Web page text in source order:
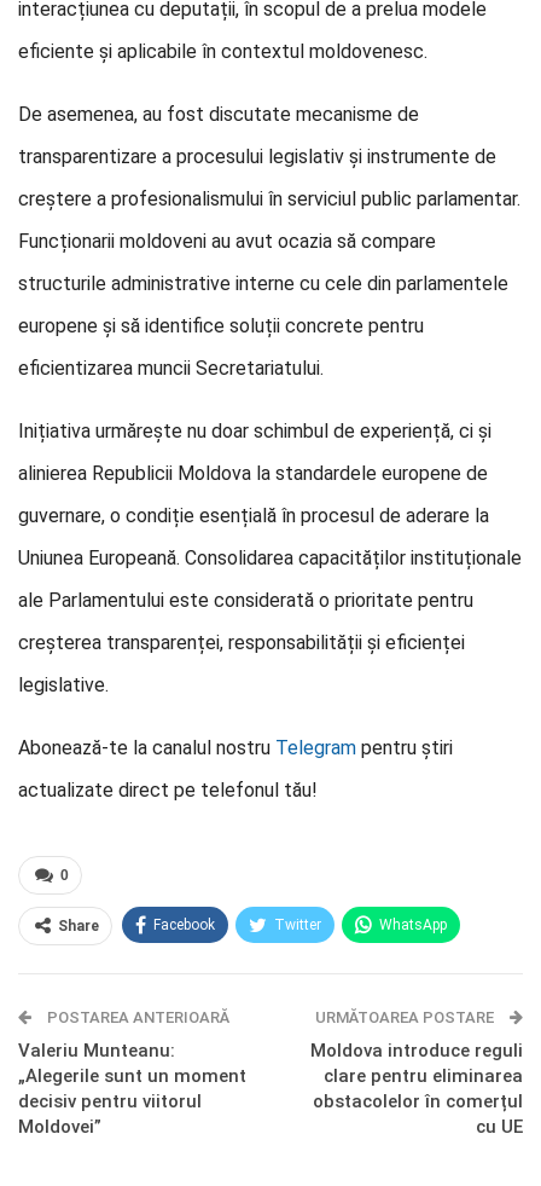
interacțiunea cu deputații, în scopul de a prelua modele
eficiente și aplicabile în contextul moldovenesc.
De asemenea, au fost discutate mecanisme de
transparentizare a procesului legislativ și instrumente de
creștere a profesionalismului în serviciul public parlamentar.
Funcționarii moldoveni au avut ocazia să compare
structurile administrative interne cu cele din parlamentele
europene și să identifice soluții concrete pentru
eficientizarea muncii Secretariatului.
Inițiativa urmărește nu doar schimbul de experiență, ci și
alinierea Republicii Moldova la standardele europene de
guvernare, o condiție esențială în procesul de aderare la
Uniunea Europeană. Consolidarea capacităților instituționale
ale Parlamentului este considerată o prioritate pentru
creșterea transparenței, responsabilității și eficienței
legislative.
Abonează-te la canalul nostru Telegram pentru știri
actualizate direct pe telefonul tău!
0
Share Facebook Twitter WhatsApp
Telegram OK.ru
POSTAREA ANTERIOARĂ
Valeriu Munteanu:
„Alegerile sunt un moment
decisiv pentru viitorul
Moldovei”
URMĂTOAREA POSTARE
Moldova introduce reguli
clare pentru eliminarea
obstacolelor în comerțul
cu UE